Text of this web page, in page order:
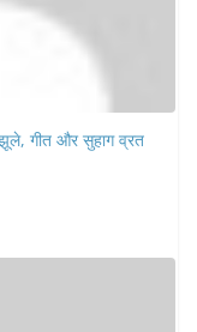
गीत और सुहाग व्रत